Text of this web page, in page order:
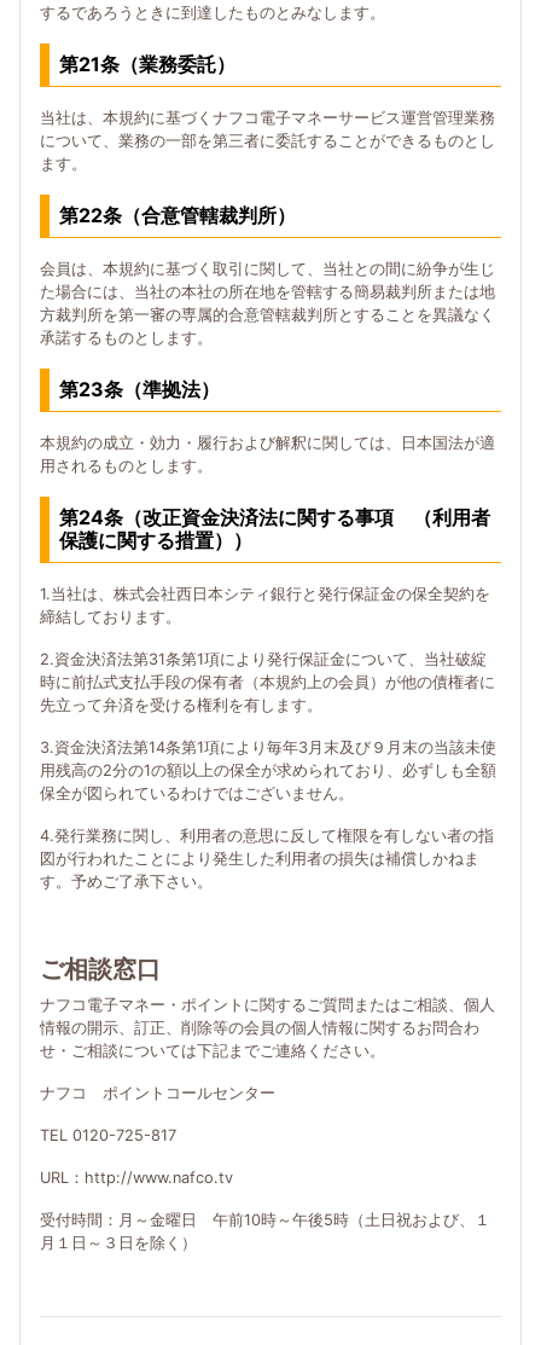
するであろうときに到達したものとみなします。
第21条（業務委託）
当社は、本規約に基づくナフコ電子マネーサービス運営管理業務
について、業務の一部を第三者に委託することができるものとし
ます。
第22条（合意管轄裁判所）
会員は、本規約に基づく取引に関して、当社との間に紛争が生じ
た場合には、当社の本社の所在地を管轄する簡易裁判所または地
方裁判所を第一審の専属的合意管轄裁判所とすることを異議なく
承諾するものとします。
第23条（準拠法）
本規約の成立・効力・履行および解釈に関しては、日本国法が適
用されるものとします。
第24条（改正資金決済法に関する事項 （利用者
保護に関する措置））
1.当社は、株式会社西日本シティ銀行と発行保証金の保全契約を
締結しております。
2.資金決済法第31条第1項により発行保証金について、当社破綻
時に前払式支払手段の保有者（本規約上の会員）が他の債権者に
先立って弁済を受ける権利を有します。
3.資金決済法第14条第1項により毎年3月末及び９月末の当該未使
用残高の2分の1の額以上の保全が求められており、必ずしも全額
保全が図られているわけではございません。
4.発行業務に関し、利用者の意思に反して権限を有しない者の指
図が行われたことにより発生した利用者の損失は補償しかねま
す。予めご了承下さい。
ご相談窓口
ナフコ電子マネー・ポイントに関するご質問またはご相談、個人
情報の開示、訂正、削除等の会員の個人情報に関するお問合わ
せ・ご相談については下記までご連絡ください。
ナフコ ポイントコールセンター
TEL 0120-725-817
URL：http://www.nafco.tv
受付時間：月～金曜日 午前10時～午後5時（土日祝および、１
月１日～３日を除く）